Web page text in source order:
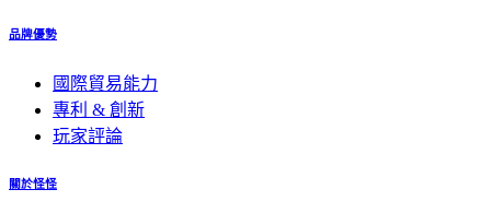
品牌優勢
國際貿易能力
專利 & 創新
玩家評論
關於怪怪